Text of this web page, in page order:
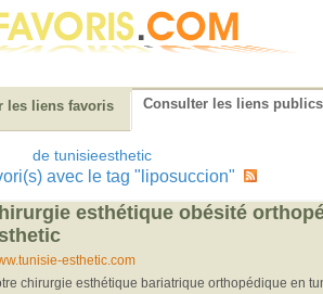
les liens favoris Consulter les liens publics
de tunisieesthetic
avec le tag "liposuccion"
esthétique obésité
esthetic.com
chirurgie esthétique bariatrique orthopédique en